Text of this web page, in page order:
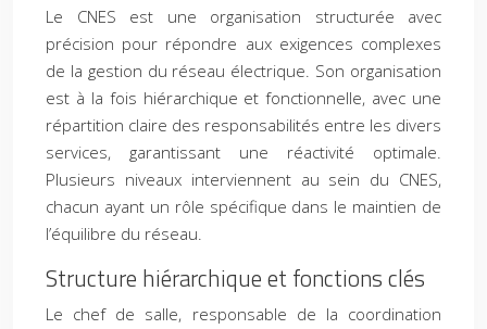
Le CNES est une organisation structurée avec
précision pour répondre aux exigences complexes
de la gestion du réseau électrique. Son organisation
est à la fois hiérarchique et fonctionnelle, avec une
répartition claire des responsabilités entre les divers
services, garantissant une réactivité optimale.
Plusieurs niveaux interviennent au sein du CNES,
chacun ayant un rôle spécifique dans le maintien de
l’équilibre du réseau.
Structure hiérarchique et fonctions clés
Le chef de salle, responsable de la coordination